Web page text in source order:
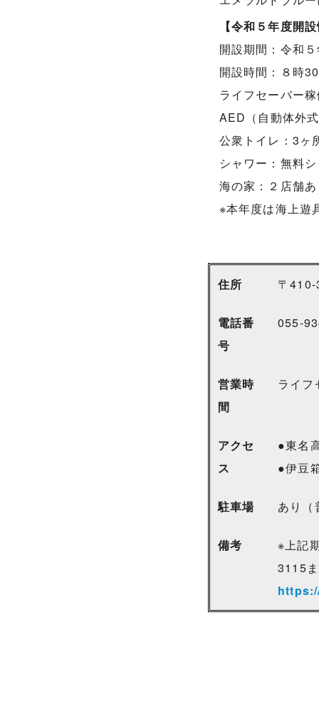
【令和５年度開
開設期間：令和
開設時間：８時
ライフセーバー
AED（自動体外
公衆トイレ：3ヶ
シャワー：無料
海の家：２店舗
※本年度は海上遊
住所 〒
電話番
号
055-
営業時
間
ライフ
アクセ
ス
●東名
●伊豆
駐車場 あり
備考
※上記
3115